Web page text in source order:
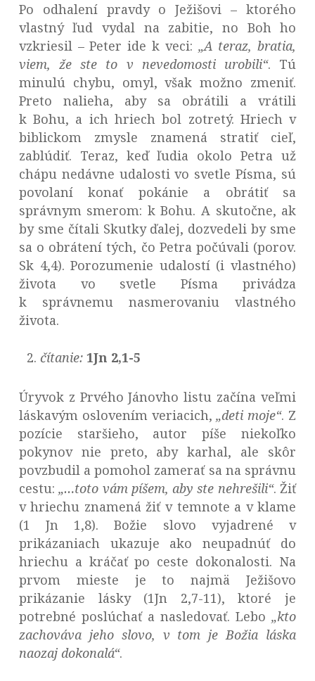
Po odhalení pravdy o Ježišovi – ktorého
vlastný ľud vydal na zabitie, no Boh ho
vzkriesil – Peter ide k veci: „A teraz, bratia,
viem, že ste to v nevedomosti urobili“. Tú
minulú chybu, omyl, však možno zmeniť.
Preto nalieha, aby sa obrátili a vrátili
k Bohu, a ich hriech bol zotretý. Hriech v
biblickom zmysle znamená stratiť cieľ,
zablúdiť. Teraz, keď ľudia okolo Petra už
chápu nedávne udalosti vo svetle Písma, sú
povolaní konať pokánie a obrátiť sa
správnym smerom: k Bohu. A skutočne, ak
by sme čítali Skutky ďalej, dozvedeli by sme
sa o obrátení tých, čo Petra počúvali (porov.
Sk 4,4). Porozumenie udalostí (i vlastného)
života vo svetle Písma privádza
k správnemu nasmerovaniu vlastného
života.
čítanie: 1Jn 2,1-5
Úryvok z Prvého Jánovho listu začína veľmi
láskavým oslovením veriacich,„deti moje“. Z
pozície staršieho, autor píše niekoľko
pokynov nie preto, aby karhal, ale skôr
povzbudil a pomohol zamerať sa na správnu
cestu:„…toto vám píšem, aby ste nehrešili“. Žiť
v hriechu znamená žiť v temnote a v klame
(1 Jn 1,8). Božie slovo vyjadrené v
prikázaniach ukazuje ako neupadnúť do
hriechu a kráčať po ceste dokonalosti. Na
prvom mieste je to najmä Ježišovo
prikázanie lásky (1Jn 2,7-11), ktoré je
potrebné poslúchať a nasledovať. Lebo„kto
zachováva jeho slovo, v tom je Božia láska
naozaj dokonalá“.